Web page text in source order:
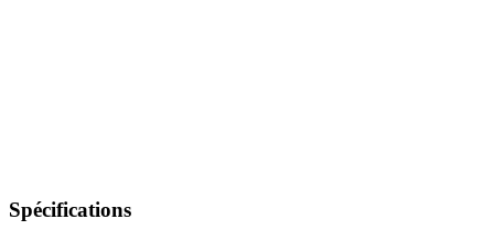
Spécifications